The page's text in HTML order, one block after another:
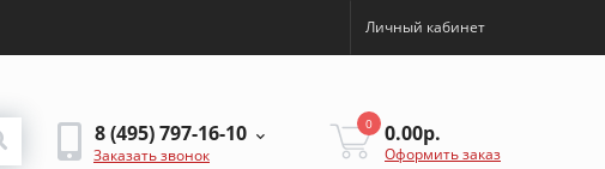
Личный кабинет
8 (495) 797-16-10
Заказать звонок
0 0.00р.
Оформить заказ